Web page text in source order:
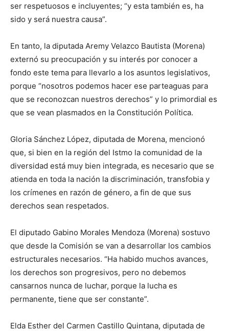
ser respetuosos e incluyentes; “y esta también es, ha
sido y será nuestra causa”.
En tanto, la diputada Aremy Velazco Bautista (Morena)
externó su preocupación y su interés por conocer a
fondo este tema para llevarlo a los asuntos legislativos,
porque “nosotros podemos hacer ese parteaguas para
que se reconozcan nuestros derechos” y lo primordial es
que se vean plasmados en la Constitución Política.
Gloria Sánchez López, diputada de Morena, mencionó
que, si bien en la región del Istmo la comunidad de la
diversidad está muy bien integrada, es necesario que se
atienda en toda la nación la discriminación, transfobia y
los crímenes en razón de género, a fin de que sus
derechos sean respetados.
El diputado Gabino Morales Mendoza (Morena) sostuvo
que desde la Comisión se van a desarrollar los cambios
estructurales necesarios. “Ha habido muchos avances,
los derechos son progresivos, pero no debemos
cansarnos nunca de luchar, porque la lucha es
permanente, tiene que ser constante”.
Elda Esther del Carmen Castillo Quintana, diputada de